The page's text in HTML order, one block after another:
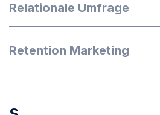
Relationale Umfrage
Retention Marketing